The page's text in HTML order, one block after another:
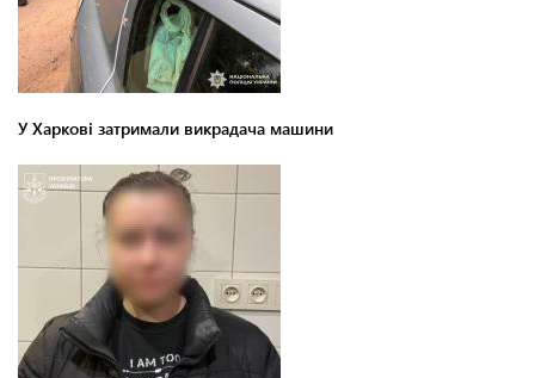
У Харкові затримали викрадача машини